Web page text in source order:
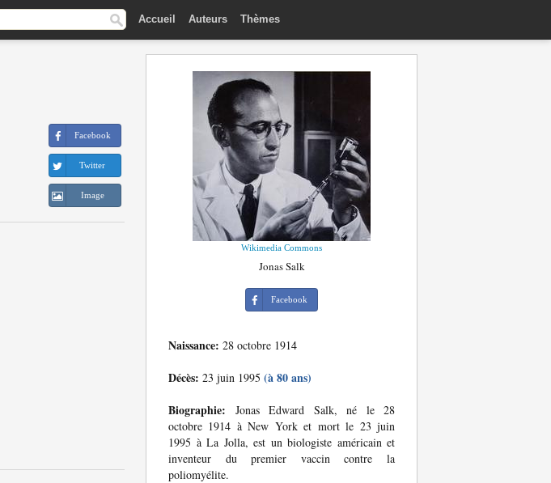
Accueil Auteurs Thèmes
Facebook
Twitter
Image
Wikimedia Commons
Jonas Salk
Facebook
Naissance: 28 octobre 1914
Décès: 23 juin 1995 (à 80 ans)
Biographie: Jonas Edward Salk, né le 28
octobre 1914 à New York et mort le 23 juin
1995 à La Jolla, est un biologiste américain et
inventeur du premier vaccin contre la
poliomyélite.